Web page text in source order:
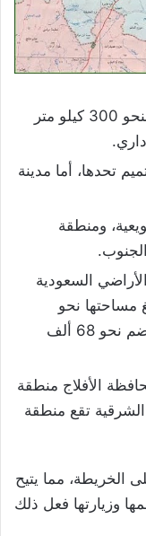
تبتعد محافظة الأفلاج عن الرياض بنحو 300 كيلو متر
تحدها، أما مدينة
ومنطقة
السعودية
مساحتها نحو
54,120 ألف كيلومتر مربع، بينما تضم نحو 68 ألف
الأفلاج منطقة
الشرقية تقع منطقة
الخريطة، مما يتيح
وزيارتها فعل ذلك